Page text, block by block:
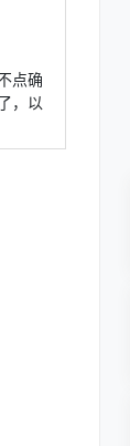
点确
，以